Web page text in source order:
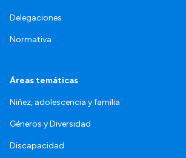
Delegaciones
Normativa
Áreas temáticas
Niñez, adolescencia y familia
Géneros y Diversidad
Discapacidad